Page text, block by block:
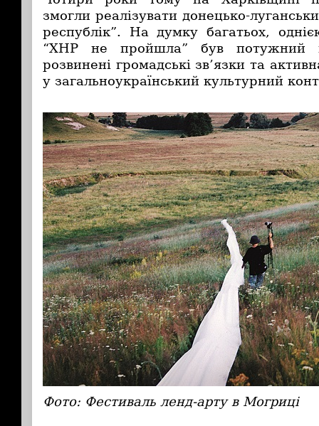
змогли реалізувати донецько-
республік”. На думку багатьох,
“ХНР не пройшла” був потужний
розвинені громадські зв’язки та
у загальноукраїнський культурний
Фото: Фестиваль ленд-арту в Могриці